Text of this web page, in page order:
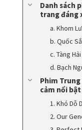
Danh sách
trang đáng
a. Khom
b. Quốc
c. Tàng
d. Bạch
Phim Trung
cảm nổi bật
1. Khó Dỗ
2. Our